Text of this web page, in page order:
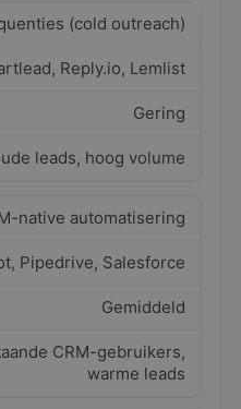
(cold outreach)
Reply.io, Lemlist
Gering
leads, hoog volume
native automatisering
Pipedrive, Salesforce
Gemiddeld
CRM-gebruikers,
warme leads